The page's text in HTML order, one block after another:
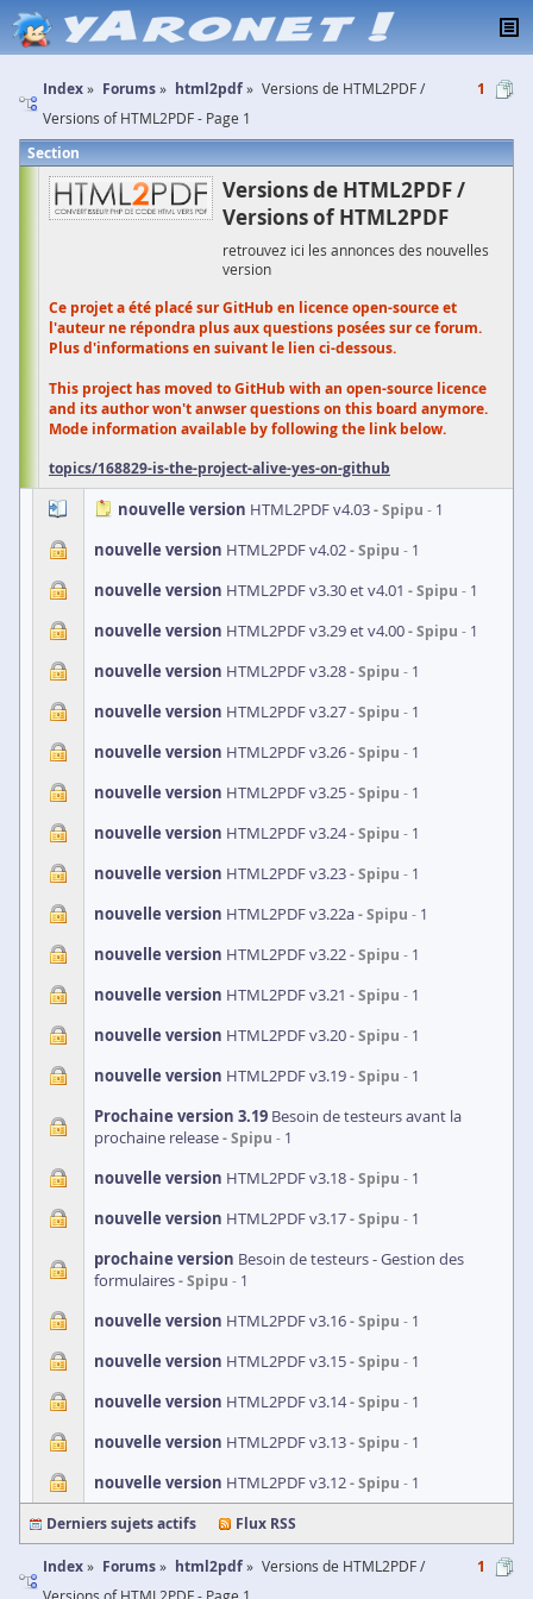
Index Forums html2pdf
Versions de HTML2PDF /
Versions of HTML2PDF - Page 1
1
Section
Versions de HTML2PDF /
Versions of HTML2PDF
retrouvez ici les annonces des nouvelles
version
Ce projet a été placé sur GitHub en licence open-source et
l'auteur ne répondra plus aux questions posées sur ce forum.
Plus d'informations en suivant le lien ci-dessous.
This project has moved to GitHub with an open-source licence
and its author won't anwser questions on this board anymore.
Mode information available by following the link below.
topics/168829-is-the-project-alive-yes-on-github
nouvelle version HTML2PDF v4.03 Spipu 1
nouvelle version HTML2PDF v4.02 Spipu 1
nouvelle version HTML2PDF v3.30 et v4.01 Spipu 1
nouvelle version HTML2PDF v3.29 et v4.00 Spipu 1
nouvelle version HTML2PDF v3.28 Spipu 1
nouvelle version HTML2PDF v3.27 Spipu 1
nouvelle version HTML2PDF v3.26 Spipu 1
nouvelle version HTML2PDF v3.25 Spipu 1
nouvelle version HTML2PDF v3.24 Spipu 1
nouvelle version HTML2PDF v3.23 Spipu 1
nouvelle version HTML2PDF v3.22a Spipu 1
nouvelle version HTML2PDF v3.22 Spipu 1
nouvelle version HTML2PDF v3.21 Spipu 1
nouvelle version HTML2PDF v3.20 Spipu 1
nouvelle version HTML2PDF v3.19 Spipu 1
Prochaine version 3.19 Besoin de testeurs avant la
prochaine release Spipu 1
nouvelle version HTML2PDF v3.18 Spipu 1
nouvelle version HTML2PDF v3.17 Spipu 1
prochaine version Besoin de testeurs - Gestion des
formulaires Spipu 1
nouvelle version HTML2PDF v3.16 Spipu 1
nouvelle version HTML2PDF v3.15 Spipu 1
nouvelle version HTML2PDF v3.14 Spipu 1
nouvelle version HTML2PDF v3.13 Spipu 1
nouvelle version HTML2PDF v3.12 Spipu 1
Derniers sujets actifs Flux RSS
Index Forums html2pdf
Versions de HTML2PDF /
1